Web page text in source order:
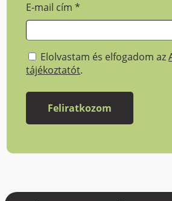
E-mail cím*
Elolvastam és elfogadom az
tájékoztatót.